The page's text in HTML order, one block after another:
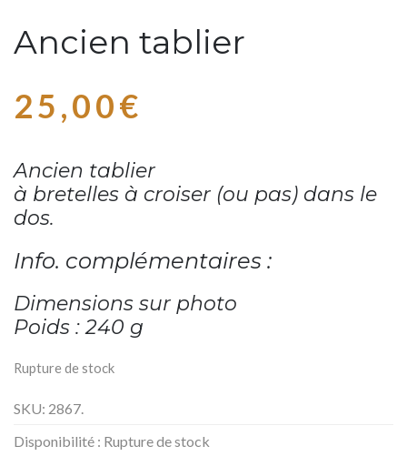
Ancien tablier
25,00€
Ancien tablier
à bretelles à croiser (ou pas) dans le
dos.
Info. complémentaires :
Dimensions sur photo
Poids : 240 g
Rupture de stock
SKU: 2867
Disponibilité : Rupture de stock